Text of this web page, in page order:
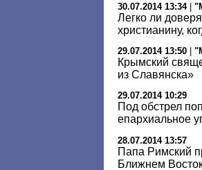
30.07.2014 13:34|
Легко ли
христианину,
29.07.2014 13:50
Крымский
из Славянска»
29.07.2014 10:29
Под обстрел
епархиальное
28.07.2014 13:57
Папа Римский
Ближнем